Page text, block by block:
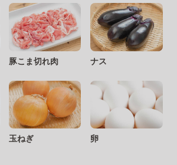
豚こま切れ肉 ナス
玉ねぎ 卵